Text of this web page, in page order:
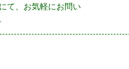
て、お気軽にお問い